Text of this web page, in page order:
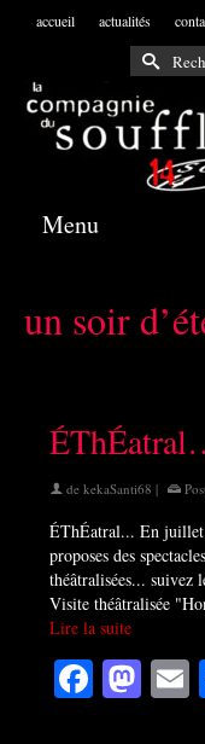
accueil actualités
Menu
un soir
de kekaSanti68 |
ÉThÉatral... En juillet
proposes des
théâtralisées...
Visite théâtralisée
Lire la suite